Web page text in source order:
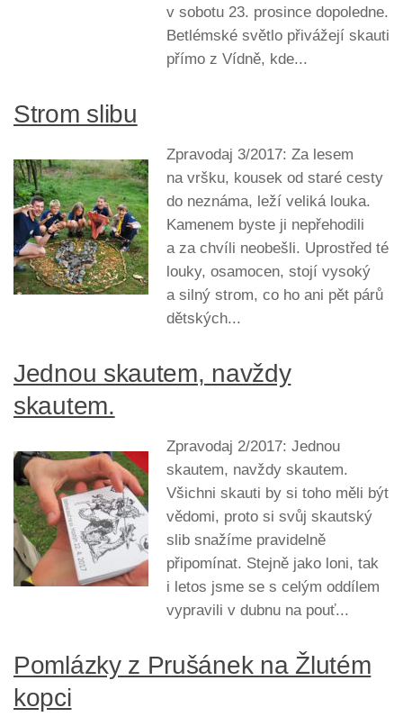
v sobotu 23. prosince dopoledne.
Betlémské světlo přivážejí skauti
přímo z Vídně, kde...
Strom slibu
Zpravodaj 3/2017: Za lesem
na vršku, kousek od staré cesty
do neznáma, leží veliká louka.
Kamenem byste ji nepřehodili
a za chvíli neobešli. Uprostřed té
louky, osamocen, stojí vysoký
a silný strom, co ho ani pět párů
dětských...
Jednou skautem, navždy
skautem.
Zpravodaj 2/2017: Jednou
skautem, navždy skautem.
Všichni skauti by si toho měli být
vědomi, proto si svůj skautský
slib snažíme pravidelně
připomínat. Stejně jako loni, tak
i letos jsme se s celým oddílem
vypravili v dubnu na pouť...
Pomlázky z Prušánek na Žlutém
kopci